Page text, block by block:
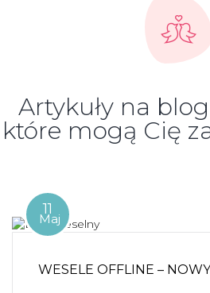
Artykuły na
które mogą Cię
11
Maj
WESELE OFFLINE –